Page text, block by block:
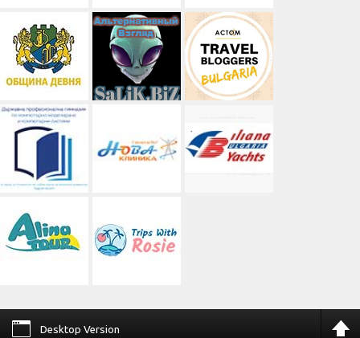
Desktop Version